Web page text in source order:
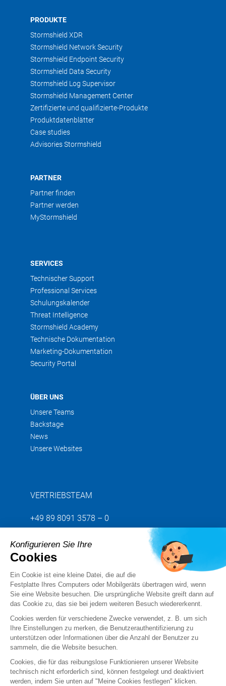
A2SI INGENIERIE
+33328270202 a2si.net
ABICOM / GROUPEMENT RED IT
– CLERMONT-FERRAND
+33 4 73 37 01 69 abicom.fr
ABICOM / GROUPEMENT RED IT
ABOR DISTRIBUTION – AUBIN
+33565427401
+33 5 65 43 02 47
ABOR DISTRIBUTION – ONET LE
CHATEAU
+33 5 65 42 74 01 abor.fr
ABOR DISTRIBUTION –
ABSYS SERVICES
ACONITAS GMBH – BERLIN
+4930959996490
ACONITAS GMBH – FRANKFURT
+4969945158960 aconitas.com
ACONITAS GMBH – HAMBURG
PRODUKTE
Stormshield XDR
Stormshield Network Security
Stormshield Endpoint Security
Stormshield Data Security
Stormshield Log Supervisor
Stormshield Management Center
Zertifizierte und qualifizierte-Produkte
Produktdatenblätter
Case studies
Advisories Stormshield
PARTNER
Partner finden
Partner werden
MyStormshield
SERVICES
Technischer Support
Professional Services
Schulungskalender
Threat Intelligence
Stormshield Academy
Technische Dokumentation
Marketing-Dokumentation
Security Portal
ÜBER UNS
Unsere Teams
Backstage
News
Unsere Websites
VERTRIEBSTEAM
+49 89 8091 3578 – 0
Senden Sie uns Ihre Anfrage
Folgen Sie uns
Konfigurieren Sie Ihre
Cookies
Ein Cookie ist eine kleine Datei, die auf die
Festplatte Ihres Computers oder Mobilgeräts übertragen wird, wenn
Sie eine Website besuchen. Die ursprüngliche Website greift dann auf
das Cookie zu, das sie bei jedem weiteren Besuch wiedererkennt.
Cookies werden für verschiedene Zwecke verwendet, z. B. um sich
Ihre Einstellungen zu merken, die Benutzerauthentifizierung zu
unterstützen oder Informationen über die Anzahl der Benutzer zu
sammeln, die die Website besuchen.
Cookies, die für das reibungslose Funktionieren unserer Website
technisch nicht erforderlich sind, können festgelegt und deaktiviert
werden, indem Sie unten auf "Meine Cookies festlegen" klicken.